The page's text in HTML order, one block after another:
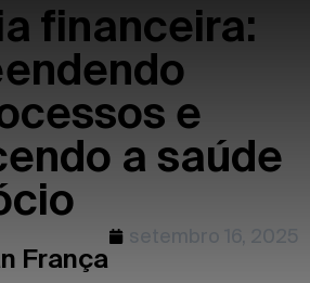
financeira:
e
a saúde
França
setembro 16, 2025